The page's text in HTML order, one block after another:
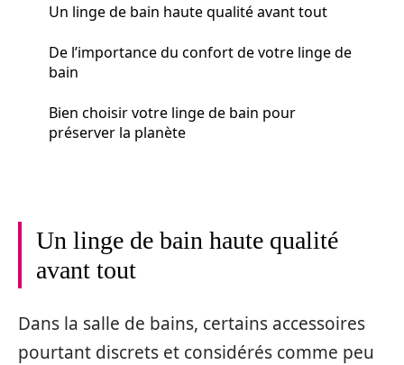
Un linge de bain haute qualité avant tout
De l’importance du confort de votre linge de
bain
Bien choisir votre linge de bain pour
préserver la planète
Un linge de bain haute qualité
avant tout
Dans la salle de bains, certains accessoires
pourtant discrets et considérés comme peu